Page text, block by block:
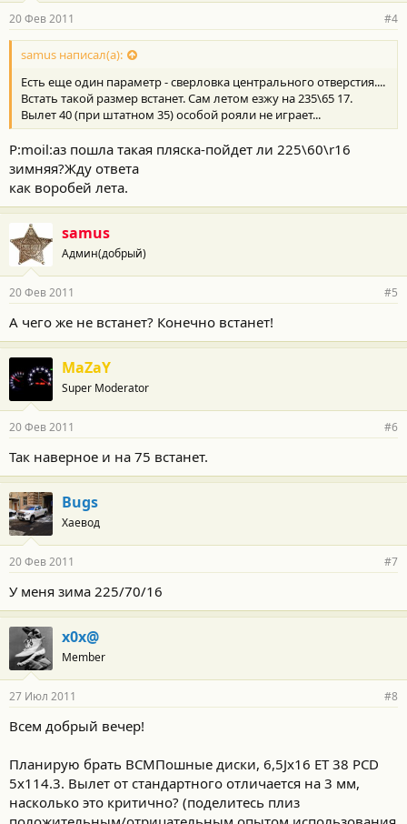
20 Фев 2011 #4
samus написал(а):
Есть еще один параметр - сверловка центрального отверстия....
Встать такой размер встанет. Сам летом езжу на 235\65 17.
Вылет 40 (при штатном 35) особой рояли не играет...
Р:moil:аз пошла такая пляска-пойдет ли 225\60\r16
зимняя?Жду ответа
как воробей лета.
samus
Админ(добрый)
20 Фев 2011 #5
А чего же не встанет? Конечно встанет!
MaZaY
Super Moderator
20 Фев 2011 #6
Так наверное и на 75 встанет.
Bugs
Хаевод
20 Фев 2011 #7
У меня зима 225/70/16
x0x@
Member
27 Июл 2011 #8
Всем добрый вечер!
Планирую брать ВСМПошные диски, 6,5Jх16 ET 38 PCD
5x114.3. Вылет от стандартного отличается на 3 мм,
насколько это критично? (поделитесь плиз